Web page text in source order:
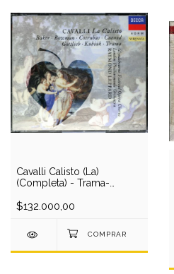
Cavalli Calisto (La)
(Completa) - Trama-
J.Baker-Cuenod-Hughes-
$132.000,00